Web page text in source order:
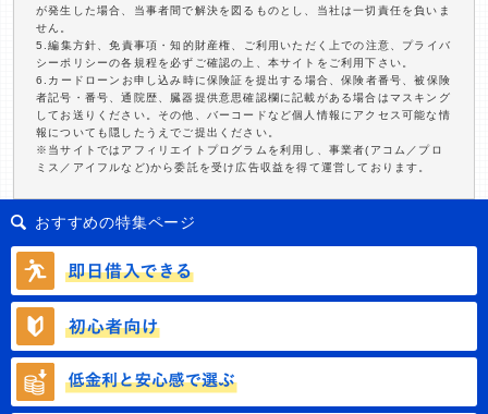
が発生した場合、当事者間で解決を図るものとし、当社は一切責任を負いま
せん。
5.編集方針、免責事項・知的財産権、ご利用いただく上での注意、プライバ
シーポリシーの各規程を必ずご確認の上、本サイトをご利用下さい。
6.カードローンお申し込み時に保険証を提出する場合、保険者番号、被保険
者記号・番号、通院歴、臓器提供意思確認欄に記載がある場合はマスキング
してお送りください。その他、バーコードなど個人情報にアクセス可能な情
報についても隠したうえでご提出ください。
※当サイトではアフィリエイトプログラムを利用し、事業者(アコム／プロ
ミス／アイフルなど)から委託を受け広告収益を得て運営しております。
おすすめの特集ページ